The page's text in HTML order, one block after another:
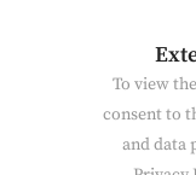
To view
consent to